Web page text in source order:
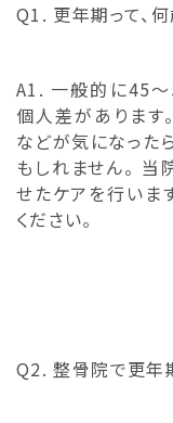
Q1. 更年期って、
A1. 一般的に45〜
個人差があります
などが気になった
もしれません。 当
せたケアを行いま
ください。
Q2. 整骨院で更年